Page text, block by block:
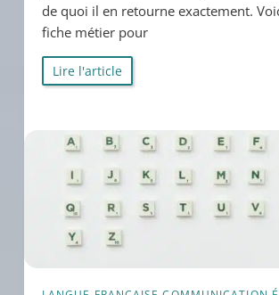
de quoi il en retourne exactement.
fiche métier pour
Lire l'article